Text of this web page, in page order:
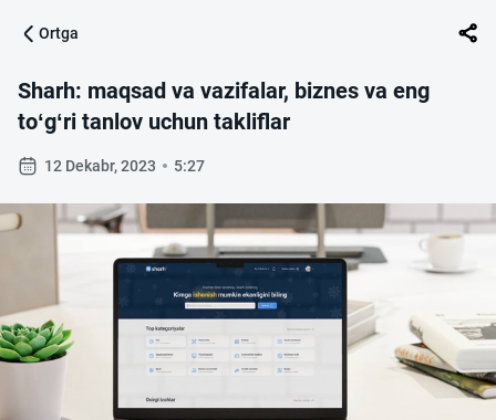
Ortga
Sharh: maqsad va vazifalar, biznes va eng
to‘g‘ri tanlov uchun takliflar
12 Dekabr, 2023 5:27